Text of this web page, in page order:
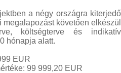
a négy országra kiterjedő
követően elkészül
költségterve és indikatív
hónapja alatt.
EUR
99 999,20 EUR